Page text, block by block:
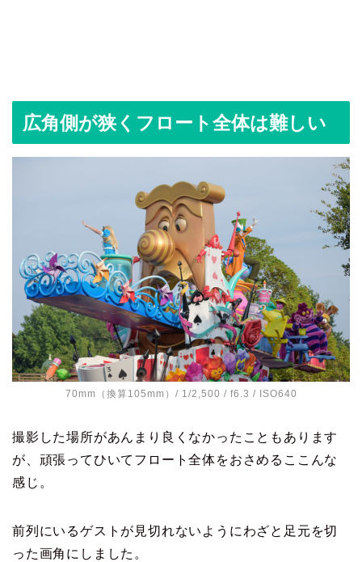
広角側が狭くフロート全体は難しい
70mm（換算105mm）/ 1/2,500 / f6.3 / ISO640
撮影した場所があんまり良くなかったこともあります
が、頑張ってひいてフロート全体をおさめるここんな
感じ。
前列にいるゲストが見切れないようにわざと足元を切
った画角にしました。